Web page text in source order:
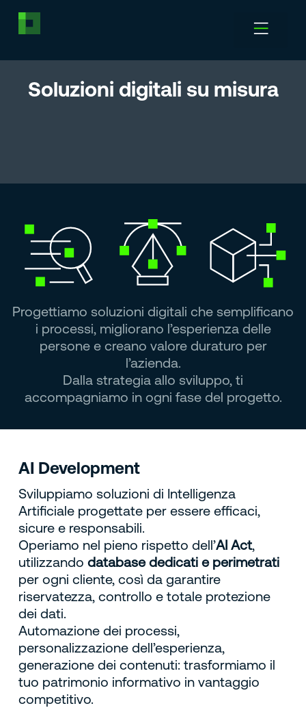
Soluzioni digitali su misura
Progettiamo soluzioni digitali che semplificano
i processi, migliorano l’esperienza delle
persone e creano valore duraturo per
l’azienda.
Dalla strategia allo sviluppo, ti
accompagniamo in ogni fase del progetto.
AI Development
Sviluppiamo soluzioni di Intelligenza
Artificiale progettate per essere efficaci,
sicure e responsabili.
Operiamo nel pieno rispetto dell’AI Act,
utilizzando database dedicati e perimetrati
per ogni cliente, così da garantire
riservatezza, controllo e totale protezione
dei dati.
Automazione dei processi,
personalizzazione dell’esperienza,
generazione dei contenuti: trasformiamo il
tuo patrimonio informativo in vantaggio
competitivo.